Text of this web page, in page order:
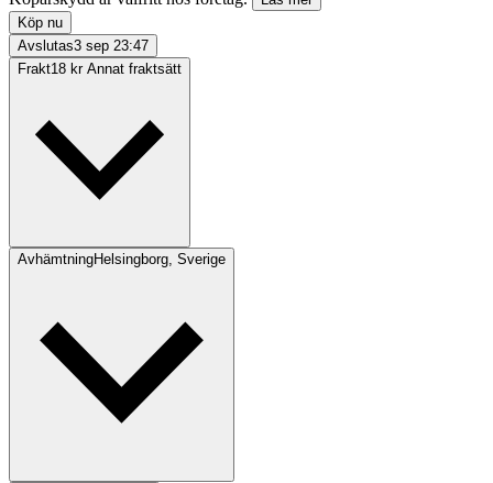
Köp nu
Avslutas3 sep 23:47
Frakt18 kr Annat fraktsätt
AvhämtningHelsingborg, Sverige